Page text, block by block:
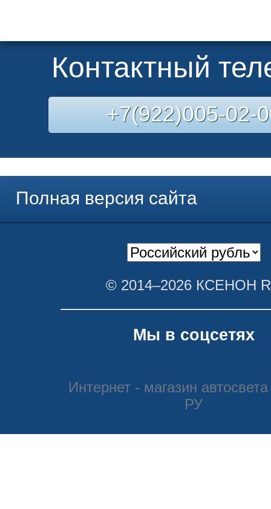
Контактный
+7(922)005-02-
Полная версия сайта
© 2014–2026 КСЕНОН
Мы в соцсетях
Интернет - магазин
РУ